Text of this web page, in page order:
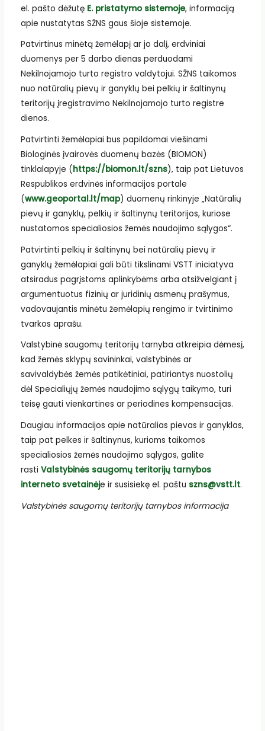
el. pašto dėžutę E. pristatymo sistemoje, informaciją
apie nustatytas SŽNS gaus šioje sistemoje.
Patvirtinus minėtą žemėlapį ar jo dalį, erdviniai
duomenys per 5 darbo dienas perduodami
Nekilnojamojo turto registro valdytojui. SŽNS taikomos
nuo natūralių pievų ir ganyklų bei pelkių ir šaltinynų
teritorijų įregistravimo Nekilnojamojo turto registre
dienos.
Patvirtinti žemėlapiai bus papildomai viešinami
Biologinės įvairovės duomenų bazės (BIOMON)
tinklalapyje (https://biomon.lt/szns), taip pat Lietuvos
Respublikos erdvinės informacijos portale
(www.geoportal.lt/map) duomenų rinkinyje „Natūralių
pievų ir ganyklų, pelkių ir šaltinynų teritorijos, kuriose
nustatomos specialiosios žemės naudojimo sąlygos“.
Patvirtinti pelkių ir šaltinynų bei natūralių pievų ir
ganyklų žemėlapiai gali būti tikslinami VSTT iniciatyva
atsiradus pagrįstoms aplinkybėms arba atsižvelgiant į
argumentuotus fizinių ar juridinių asmenų prašymus,
vadovaujantis minėtu žemėlapių rengimo ir tvirtinimo
tvarkos aprašu.
Valstybinė saugomų teritorijų tarnyba atkreipia dėmesį,
kad žemės sklypų savininkai, valstybinės ar
savivaldybės žemės patikėtiniai, patiriantys nuostolių
dėl Specialiųjų žemės naudojimo sąlygų taikymo, turi
teisę gauti vienkartines ar periodines kompensacijas.
Daugiau informacijos apie natūralias pievas ir ganyklas,
taip pat pelkes ir šaltinynus, kurioms taikomos
specialiosios žemės naudojimo sąlygos, galite
rasti Valstybinės saugomų teritorijų tarnybos
interneto svetainėje ir susisiekę el. paštu szns@vstt.lt.
Valstybinės saugomų teritorijų tarnybos informacija